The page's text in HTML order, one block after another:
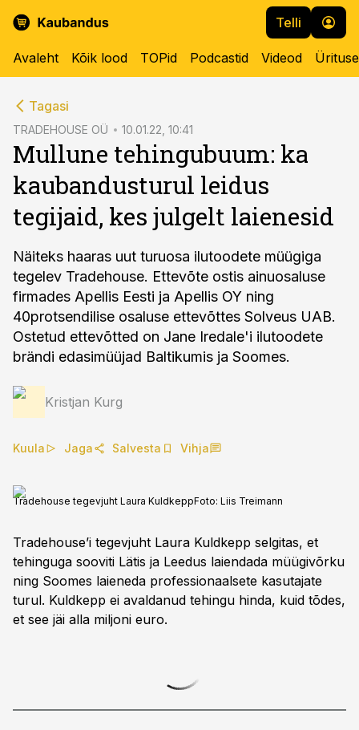
Telli
Avaleht Kõik lood TOPid Podcastid Videod
Tagasi
TRADEHOUSE OÜ 10.01.22, 10:41
Mullune tehingubuum: ka
kaubandusturul leidus
tegijaid, kes julgelt laienesid
Näiteks haaras uut turuosa ilutoodete müügiga
tegelev Tradehouse. Ettevõte ostis ainuosaluse
firmades Apellis Eesti ja Apellis OY ning
40protsendilise osaluse ettevõttes Solveus UAB.
Ostetud ettevõtted on Jane Iredale'i ilutoodete
brändi edasimüüjad Baltikumis ja Soomes.
Kristjan Kurg
Kuula Jaga Salvesta Vihja
Tradehouse tegevjuht Laura KuldkeppFoto: Liis Treimann
Tradehouse’i tegevjuht Laura Kuldkepp selgitas, et
tehinguga sooviti Lätis ja Leedus laiendada müügivõrku
ning Soomes laieneda professionaalsete kasutajate
turul. Kuldkepp ei avaldanud tehingu hinda, kuid tõdes,
et see jäi alla miljoni euro.